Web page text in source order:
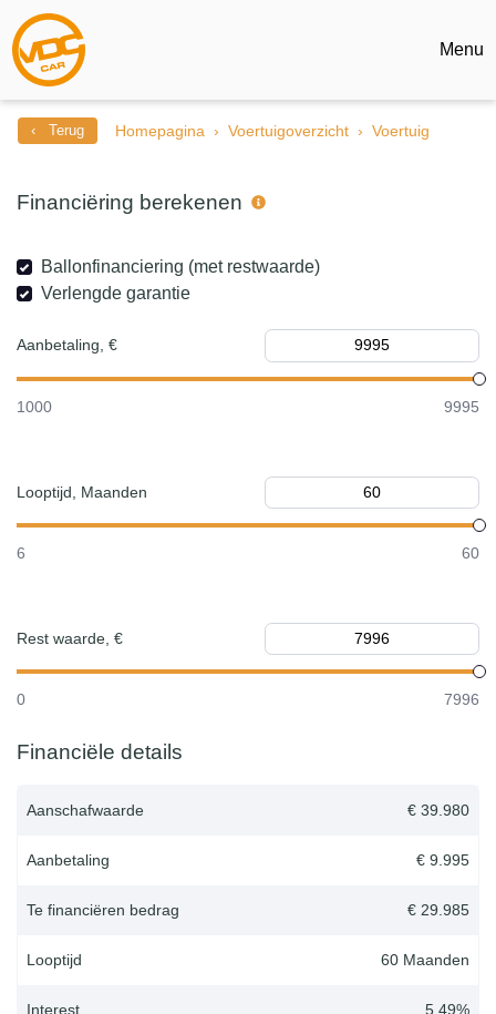
Menu
‹ Terug Homepagina Voertuigoverzicht Voertuig
Financiëring berekenen
Ballonfinanciering (met restwaarde)
Verlengde garantie
Aanbetaling, €
1000 9995
Looptijd, Maanden
6 60
Rest waarde, €
0 7996
Financiële details
Aanschafwaarde € 39.980
Aanbetaling € 9.995
Te financiëren bedrag € 29.985
Looptijd 60 Maanden
Interest 5.49%